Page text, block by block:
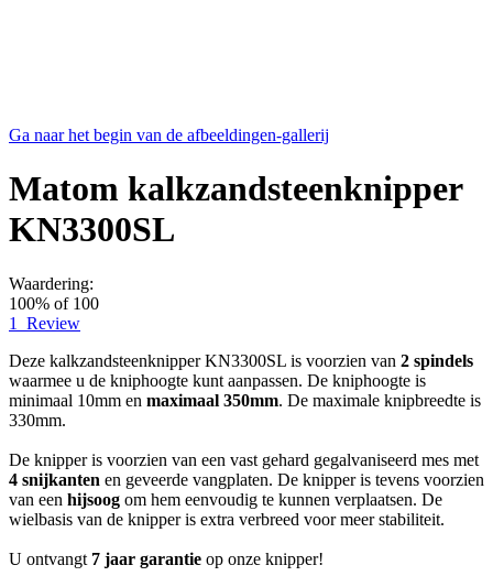
Ga naar het begin van de afbeeldingen-gallerij
Matom kalkzandsteenknipper
KN3300SL
Waardering:
100% of 100
1
Review
Deze kalkzandsteenknipper KN3300SL is voorzien van 2 spindels
waarmee u de kniphoogte kunt aanpassen. De kniphoogte is
minimaal 10mm en maximaal 350mm. De maximale knipbreedte is
330mm.
De knipper is voorzien van een vast gehard gegalvaniseerd mes met
4 snijkanten en geveerde vangplaten. De knipper is tevens voorzien
van een hijsoog om hem eenvoudig te kunnen verplaatsen. De
wielbasis van de knipper is extra verbreed voor meer stabiliteit.
U ontvangt 7 jaar garantie op onze knipper!